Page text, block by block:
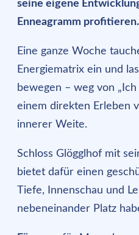
seine eigene
Enneagramm profitieren.
Eine ganze Woche
Energiematrix ein und
bewegen – weg von
einem direkten Erleben
innerer Weite.
Schloss Glögglhof mit
bietet dafür einen
Tiefe, Innenschau und
nebeneinander Platz